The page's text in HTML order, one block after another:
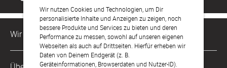
Wir nutzen Cookies und Technologien, um Dir
personalisierte Inhalte und Anzeigen zu zeigen, noch
bessere Produkte und Services zu bieten und deren
Performance zu messen, sowohl auf unseren eigenen
Webseiten als auch auf Drittseiten. Hierfür erheben wir
Daten von Deinem Endgerät (z. B.
Geräteinformationen, Browserdaten und Nutzer-ID).
Wir sind für Dich da
Kundenservice-Hotline